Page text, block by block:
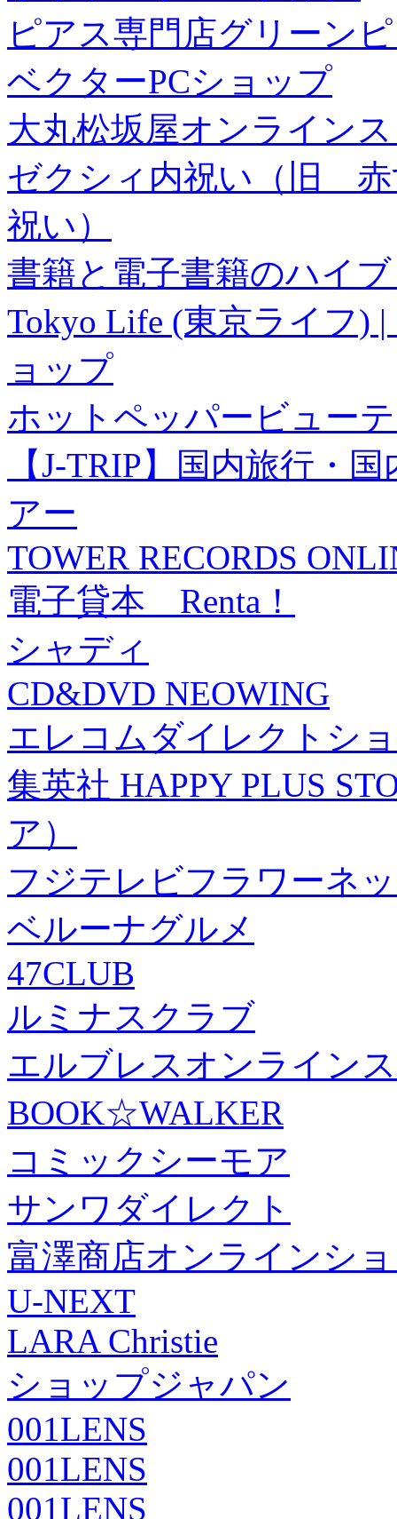
ピアス専門店グリーン
ベクターPCショップ
大丸松坂屋オンライン
ゼクシィ内祝い（旧 赤
祝い）
書籍と電子書籍のハイ
Tokyo Life (東京ライフ)
ョップ
ホットペッパービュー
【J-TRIP】国内旅行・
アー
TOWER RECORDS
電子貸本 Renta！
シャディ
CD&DVD NEOWING
エレコムダイレクトシ
集英社 HAPPY PLUS
ア）
フジテレビフラワーネ
ベルーナグルメ
47CLUB
ルミナスクラブ
エルブレスオンライン
BOOK☆WALKER
コミックシーモア
サンワダイレクト
富澤商店オンラインシ
U-NEXT
LARA Christie
ショップジャパン
001LENS
001LENS
001LENS